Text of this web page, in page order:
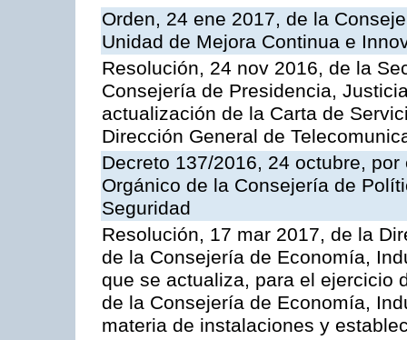
Orden, 24 ene 2017, de la
Unidad de Mejora Continua e
Resolución, 24 nov 2016, de la
Consejería de Presidencia,
actualización de la Carta de
Dirección General de
Decreto 137/2016, 24 octubre,
Orgánico de la Consejería de
Seguridad
Resolución, 17 mar 2017, de la
de la Consejería de Economía,
que se actualiza, para el ejercicio
de la Consejería de Economía,
materia de instalaciones y